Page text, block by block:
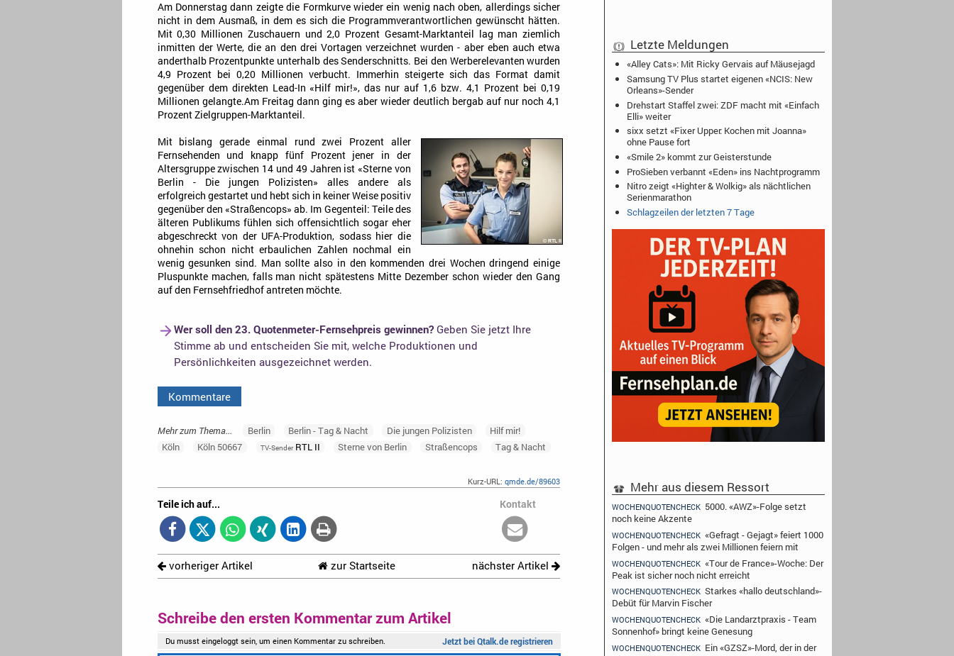
Am Donnerstag dann zeigte die Formkurve wieder ein wenig nach oben, allerdings sicher
nicht in dem Ausmaß, in dem es sich die Programmverantwortlichen gewünscht hätten.
Mit 0,30 Millionen Zuschauern und 2,0 Prozent Gesamt-Marktanteil lag man ziemlich
inmitten der Werte, die an den drei Vortagen verzeichnet wurden - aber eben auch etwa
anderthalb Prozentpunkte unterhalb des Senderschnitts. Bei den Werberelevanten wurden
4,9 Prozent bei 0,20 Millionen verbucht. Immerhin steigerte sich das Format damit
gegenüber dem direkten Lead-In «Hilf mir!», das nur auf 1,6 bzw. 4,1 Prozent bei 0,19
Millionen gelangte.Am Freitag dann ging es aber wieder deutlich bergab auf nur noch 4,1
Prozent Zielgruppen-Marktanteil.
Mit bislang gerade einmal rund zwei Prozent aller
Fernsehenden und knapp fünf Prozent jener in der
Altersgruppe zwischen 14 und 49 Jahren ist «Sterne von
Berlin - Die jungen Polizisten» alles andere als
erfolgreich gestartet und hebt sich in keiner Weise positiv
gegenüber den «Straßencops» ab. Im Gegenteil: Teile des
älteren Publikums fühlen sich offensichtlich sogar eher
abgeschreckt von der UFA-Produktion, sodass hier die
ohnehin schon nicht erbaulichen Zahlen nochmal ein
wenig gesunken sind. Man sollte also in den kommenden drei Wochen dringend einige
Pluspunkte machen, falls man nicht spätestens Mitte Dezember schon wieder den Gang
auf den Fernsehfriedhof antreten möchte.
Wer soll den 23. Quotenmeter-Fernsehpreis gewinnen?Geben Sie jetzt Ihre
Stimme ab und entscheiden Sie mit, welche Produktionen und
Persönlichkeiten ausgezeichnet werden.
Kommentare
Mehr zum Thema... Berlin Berlin - Tag & Nacht Die jungen Polizisten
Hilf mir!
Köln
Köln 50667 TV-SenderRTL II Sterne von Berlin Straßencops Tag & Nacht
Kurz-URL:qmde.de/89603
Teile ich auf... Kontakt
vorheriger Artikel zur Startseite nächster Artikel
Schreibe den ersten Kommentar zum Artikel
Letzte Meldungen
«Alley Cats»: Mit Ricky Gervais auf Mäusejagd
Samsung TV Plus startet eigenen «NCIS: New
Orleans»-Sender
Drehstart Staffel zwei: ZDF macht mit «Einfach
Elli» weiter
sixx setzt «Fixer Upper: Kochen mit Joanna»
ohne Pause fort
«Smile 2» kommt zur Geisterstunde
ProSieben verbannt «Eden» ins Nachtprogramm
Nitro zeigt «Highter & Wolkig» als nächtlichen
Serienmarathon
Schlagzeilen der letzten 7 Tage
Mehr aus diesem Ressort
WOCHENQUOTENCHECK 5000. «AWZ»-Folge setzt
noch keine Akzente
WOCHENQUOTENCHECK «Gefragt - Gejagt» feiert 1000
Folgen - und mehr als zwei Millionen feiern mit
WOCHENQUOTENCHECK «Tour de France»-Woche: Der
Peak ist sicher noch nicht erreicht
WOCHENQUOTENCHECK Starkes «hallo deutschland»-
Debüt für Marvin Fischer
WOCHENQUOTENCHECK «Die Landarztpraxis - Team
Sonnenhof» bringt keine Genesung
WOCHENQUOTENCHECK Ein «GZSZ»-Mord, der in der